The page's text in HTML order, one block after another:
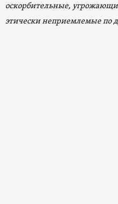
оскорбительные,
этически неприемлемые по